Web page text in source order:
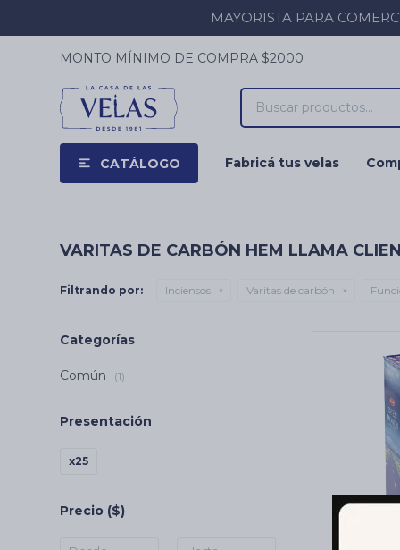
MAYORISTA PARA
CATÁLOGO Fabricá tus velas
MONTO MÍNIMO DE COMPRA $2000
VARITAS DE CARBÓN HEM LLAMA
Filtrando por: Inciensos Varitas de carbón
Categorías
Común (1)
Presentación
x25
Precio ($)